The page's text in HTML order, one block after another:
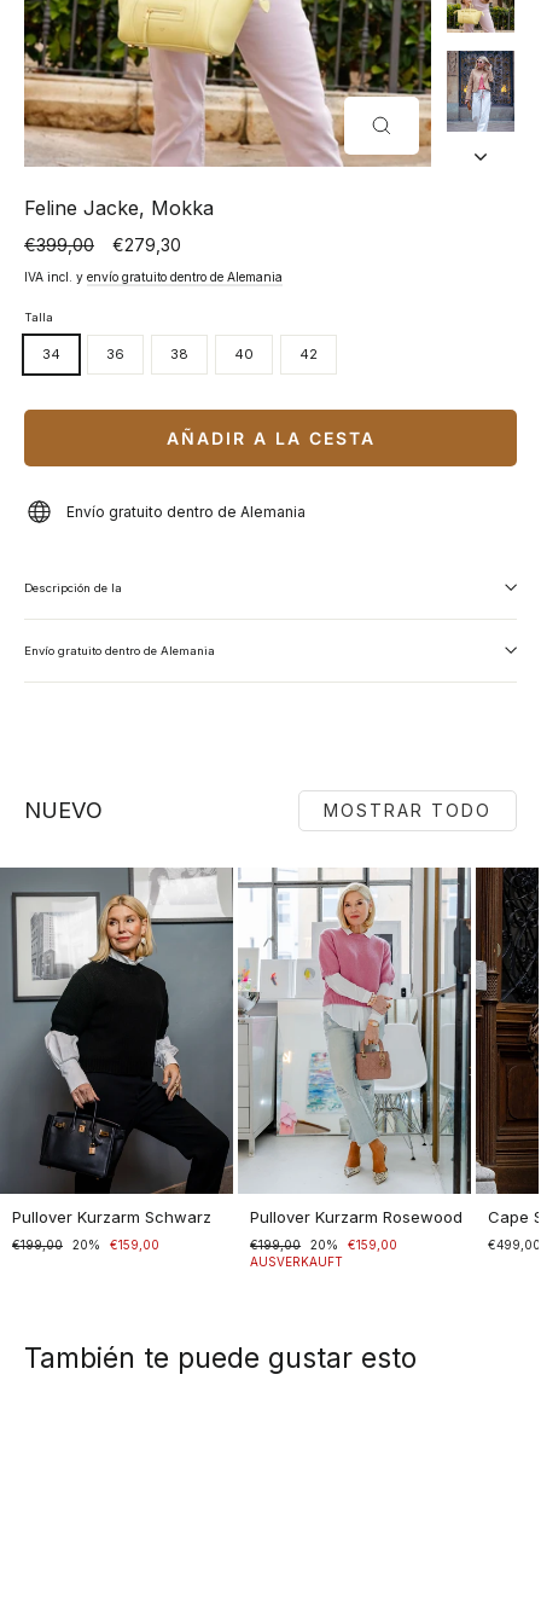
CERRAR
(ESC)
Feline Jacke, Mokka
Precio
normal
€399,00
Precio
especial
€279,30
IVA incl. y envío gratuito dentro de Alemania
Talla
34 36 38 40 42
AÑADIR A LA CESTA
Envío gratuito dentro de Alemania
Descripción de la
Envío gratuito dentro de Alemania
NUEVO MOSTRAR TODO
Pullover Kurzarm Schwarz
Normaler
€199,00
Sonderpreis20% €159,00
Pullover Kurzarm Rosewood
Normaler
Preis
€199,00
Sonderpreis20%
€159,00
AUSVERKAUFT
Cape
€499,00
También te puede gustar esto